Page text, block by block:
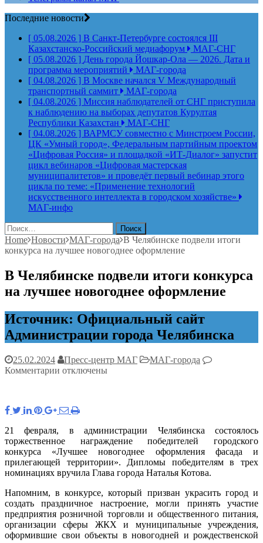
Последние новости
[ 05.08.2026 ] В Санкт-Петербурге состоялся III
Казахстанско-Российский медиафорум
МАГ-СНГ
[ 05.08.2026 ] День города Йошкар-Ола — 2026. Дата и
программа мероприятий
МАГ-города
[ 04.08.2026 ] В Москве начался V Международный
транспортный саммит
МАГ-города
[ 04.08.2026 ] Миссия наблюдателей от СНГ приступила
к наблюдению на выборах депутатов Курултая
Республики Казахстан
МАГ-СНГ
[ 04.08.2026 ] ВАРМСУ совместно с Минстроем России,
ЦК «Умный город», Федеральным партийным проектом
«Цифровая Россия» и площадкой «ИТ-Диалог» запустит
цикл вебинаров «Цифровая мастерская
муниципалитетов» и проведёт первый вебинар этого
цикла по теме: «Применение технологий
искусственного интеллекта в городском хозяйстве»
МАГ-инфо
Найти:
Home Новости МАГ-города В Челябинске подвели итоги
конкурса на лучшее новогоднее оформление
В Челябинске подвели итоги конкурса
на лучшее новогоднее оформление
Источник: Официальный сайт
Администрации города Челябинска
25.02.2024 Пресс-центр МАГ
МАГ-города
Комментарии к
подвели
конкурса
на
лучшее
новогоднее
оформление
отключены
21 февраля, в администрации Челябинска состоялось
торжественное награждение победителей городского
конкурса «Лучшее новогоднее оформления фасада и
прилегающей территории». Дипломы победителям в трех
номинациях вручила Глава города Наталья Котова.
Напомним, в конкурсе, который призван украсить город и
создать праздничное настроение, могли принять участие
предприятия розничной торговли и общественного питания,
организации сферы ЖКХ и муниципальные учреждения,
оформившие свои объекты в новогодней и рождественской